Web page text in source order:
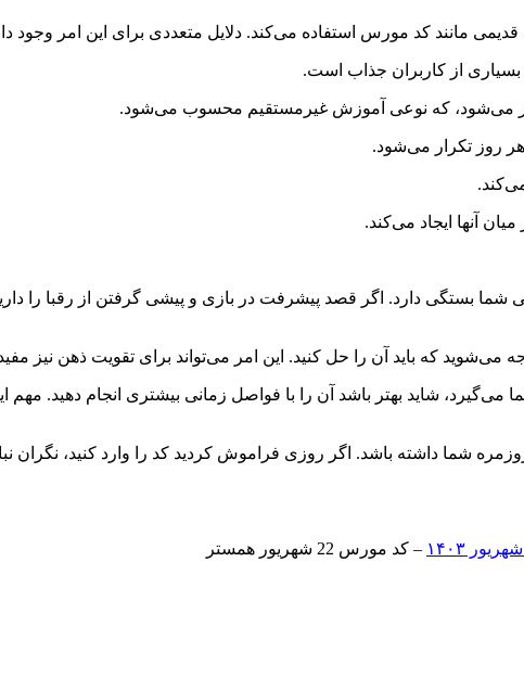
مانند کد مورس استفاده می‌کند. دلایل متعددی برای این امر وجود
از کاربران جذاب است.
می‌شود، که نوعی آموزش غیرمستقیم محسوب می‌شود.
روز تکرار می‌شود.
آنها ایجاد می‌کند.
بستگی دارد. اگر قصد پیشرفت در بازی و پیشی گرفتن از رقبا را
که باید آن را حل کنید. این امر می‌تواند برای تقویت ذهن نیز
شاید بهتر باشد آن را با فواصل زمانی بیشتری انجام دهید.
شما داشته باشد. اگر روزی فراموش کردید کد را وارد کنید، نگران
– کد مورس 22 شهریور همستر